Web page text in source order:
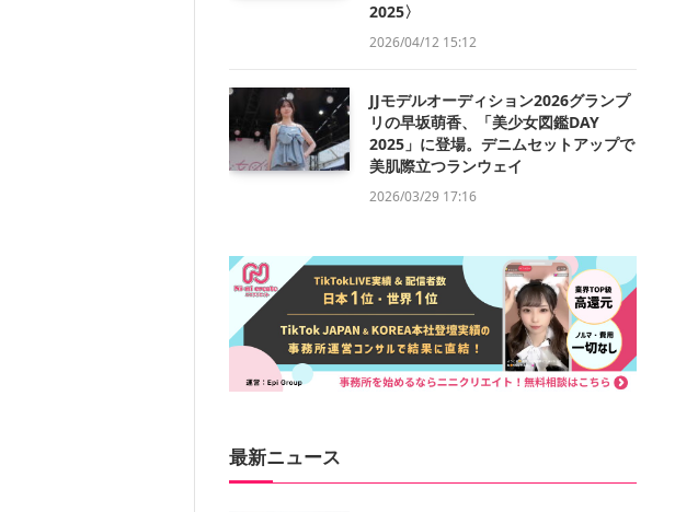
2025〉
2026/04/12 15:12
JJモデルオーディション2026グランプ
リの早坂萌香、「美少女図鑑DAY
2025」に登場。デニムセットアップで
美肌際立つランウェイ
2026/03/29 17:16
最新ニュース